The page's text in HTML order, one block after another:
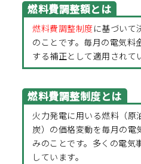
燃料費調整額とは
燃料費調整制度に基づいて
のことです。毎月の電気料
する補正として適用されて
燃料費調整制度とは
火力発電に用いる燃料（原
炭）の価格変動を毎月の電
みのことです。多くの電気
しています。